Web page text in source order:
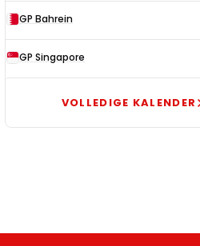
GP Bahrein
GP Singapore
VOLLEDIGE KALENDER